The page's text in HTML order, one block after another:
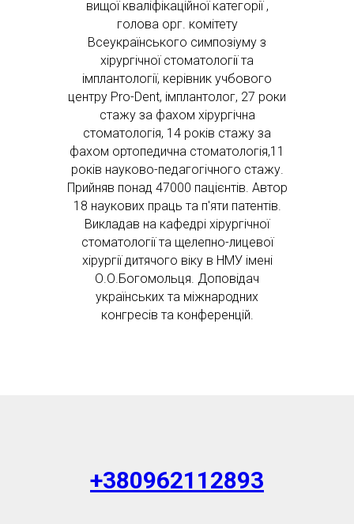
вищої кваліфікаційної категорії ,
голова орг. комітету
Всеукраїнського симпозіуму з
хірургічної стоматології та
імплантології, керівник учбового
центру Pro-Dent, імплантолог, 27 роки
стажу за фахом хірургічна
стоматологія, 14 років стажу за
фахом ортопедична стоматологія,11
років науково-педагогічного стажу.
Прийняв понад 47000 пацієнтів. Автор
18 наукових праць та п'яти патентів.
Викладав на кафедрі хірургічної
стоматології та щелепно-лицевої
хірургії дитячого віку в НМУ імені
О.О.Богомольця. Доповідач
українських та міжнародних
конгресів та конференцій.
+380962112893